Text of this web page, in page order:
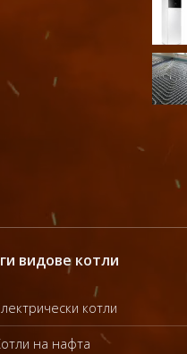
видове котли
котли
на нафта